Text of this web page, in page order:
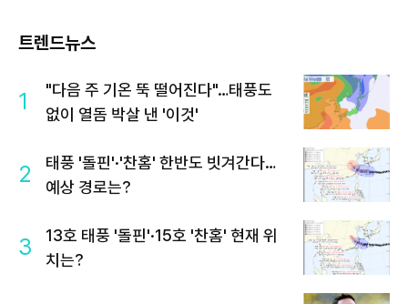
트렌드뉴스
1
"다음 주 기온 뚝 떨어진다"…태풍도
없이 열돔 박살 낸 '이것'
2
태풍 '돌핀'·'찬홈' 한반도 빗겨간다…
예상 경로는?
3
13호 태풍 '돌핀'·15호 '찬홈' 현재 위
치는?